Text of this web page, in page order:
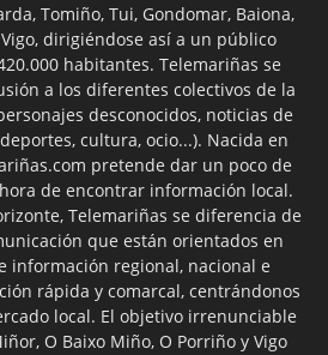
Tomiño, Tui, Gondomar, Baiona,
dirigiéndose así a un público
habitantes. Telemariñas se
a los diferentes colectivos de la
desconocidos, noticias de
cultura, ocio...). Nacida en
pretende dar un poco de
de encontrar información local.
Telemariñas se diferencia de
que están orientados en
información regional, nacional e
rápida y comarcal, centrándonos
local. El objetivo irrenunciable
O Baixo Miño, O Porriño y Vigo